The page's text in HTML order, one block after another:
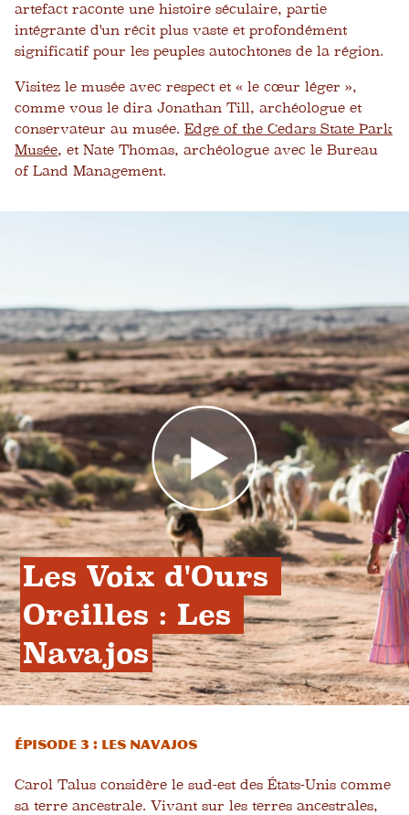
artefact raconte une histoire séculaire, partie
intégrante d'un récit plus vaste et profondément
significatif pour les peuples autochtones de la région.
Visitez le musée avec respect et « le cœur léger »,
comme vous le dira Jonathan Till, archéologue et
conservateur au musée. Edge of the Cedars State Park
Musée, et Nate Thomas, archéologue avec le Bureau
of Land Management.
Les Voix d'Ours
Oreilles : Les
Navajos
Épisode 3 : Les Navajos
Carol Talus considère le sud-est des États-Unis comme
sa terre ancestrale. Vivant sur les terres ancestrales,